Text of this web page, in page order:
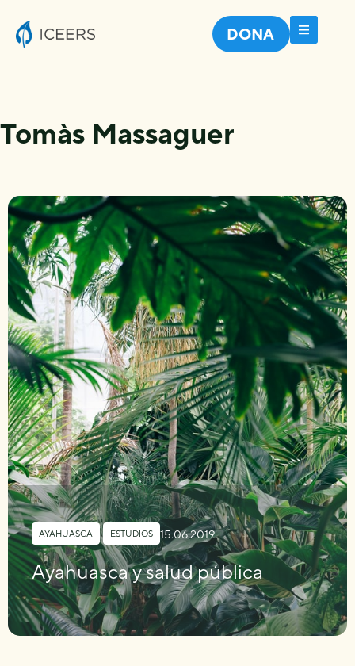
DONA
Tomàs Massaguer
AYAHUASCA , ESTUDIOS 15.06.2019
Ayahuasca y salud pública